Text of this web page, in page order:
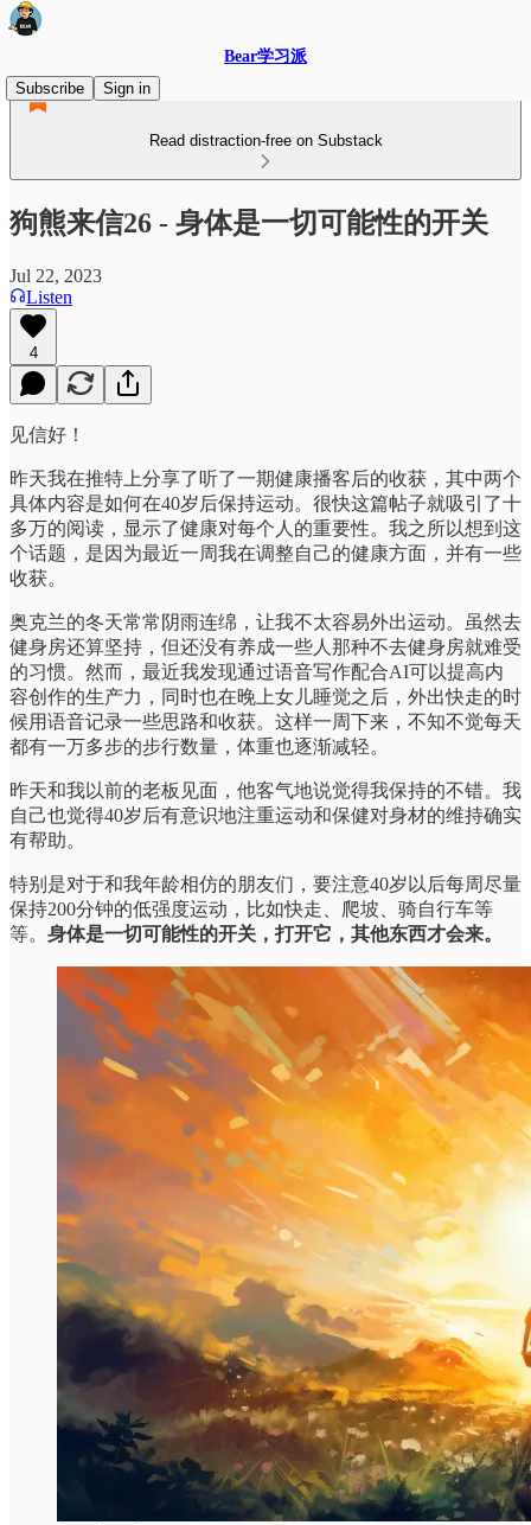
Bear学习派
Subscribe
Sign in
Read distraction-free on Substack
狗熊来信26 - 身体是一切可能性的开关
Jul 22, 2023
Listen
4
见信好！
昨天我在推特上分享了听了一期健康播客后的收获，其中两个
具体内容是如何在40岁后保持运动。很快这篇帖子就吸引了十
多万的阅读，显示了健康对每个人的重要性。我之所以想到这
个话题，是因为最近一周我在调整自己的健康方面，并有一些
收获。
奥克兰的冬天常常阴雨连绵，让我不太容易外出运动。虽然去
健身房还算坚持，但还没有养成一些人那种不去健身房就难受
的习惯。然而，最近我发现通过语音写作配合AI可以提高内
容创作的生产力，同时也在晚上女儿睡觉之后，外出快走的时
候用语音记录一些思路和收获。这样一周下来，不知不觉每天
都有一万多步的步行数量，体重也逐渐减轻。
昨天和我以前的老板见面，他客气地说觉得我保持的不错。我
自己也觉得40岁后有意识地注重运动和保健对身材的维持确实
有帮助。
特别是对于和我年龄相仿的朋友们，要注意40岁以后每周尽量
保持200分钟的低强度运动，比如快走、爬坡、骑自行车等
等。 身体是一切可能性的开关，打开它，其他东西才会来。